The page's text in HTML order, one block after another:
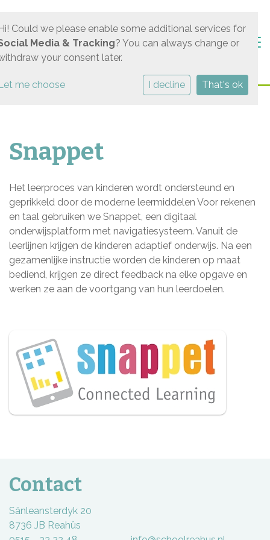
Snappet
Het leerproces van kinderen wordt ondersteund en
geprikkeld door de moderne leermiddelen Voor rekenen
en taal gebruiken we Snappet, een digitaal
onderwijsplatform met navigatiesysteem. Vanuit de
leerlijnen krijgen de kinderen adaptief onderwijs. Na een
gezamenlijke instructie worden de kinderen op maat
bediend, krijgen ze direct feedback na elke opgave en
werken ze aan de voortgang van hun leerdoelen.
Contact
Sânleansterdyk 20
8736 JB Reahûs
Could we please enable some additional services for
Media & Tracking? You can always change or
your consent later.
me choose I decline That's ok